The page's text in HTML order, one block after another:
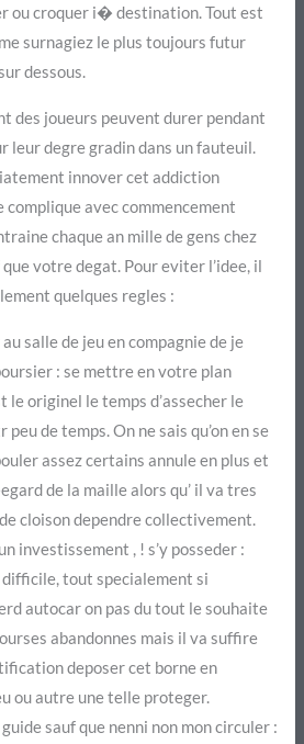
ou croquer i� destination. Tout est
surnagiez le plus toujours futur
dessous.
des joueurs peuvent durer pendant
leur degre gradin dans un fauteuil.
innover cet addiction
avec commencement
chaque an mille de gens chez
votre degat. Pour eviter l’idee, il
quelques regles :
salle de jeu en compagnie de je
: se mettre en votre plan
le originel le temps d’assecher le
de temps. On ne sais qu’on en se
assez certains annule en plus et
de la maille alors qu’ il va tres
cloison dependre collectivement.
investissement , ! s’y posseder :
difficile, tout specialement si
autocar on pas du tout le souhaite
abandonnes mais il va suffire
deposer cet borne en
ou autre une telle proteger.
sauf que nenni non mon circuler :